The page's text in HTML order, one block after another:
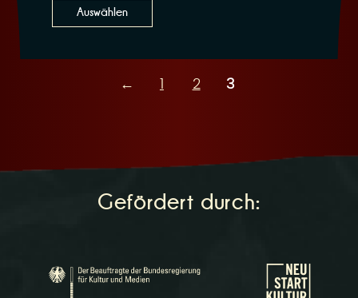
Auswählen
← 2 3
Gefördert durch: